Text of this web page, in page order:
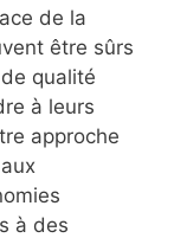
de la
être sûrs
qualité
à leurs
approche
à des